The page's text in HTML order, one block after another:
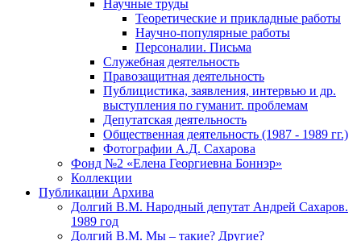
Научные труды
Теоретические и прикладные работы
Научно-популярные работы
Персоналии. Письма
Служебная деятельность
Правозащитная деятельность
Публицистика, заявления, интервью и др.
выступления по гуманит. проблемам
Депутатская деятельность
Общественная деятельность (1987 - 1989 гг.)
Фотографии А.Д. Сахарова
Фонд №2 «Елена Георгиевна Боннэр»
Коллекции
Публикации Архива
Долгий В.М. Народный депутат Андрей Сахаров.
1989 год
Долгий В.М. Мы – такие? Другие?